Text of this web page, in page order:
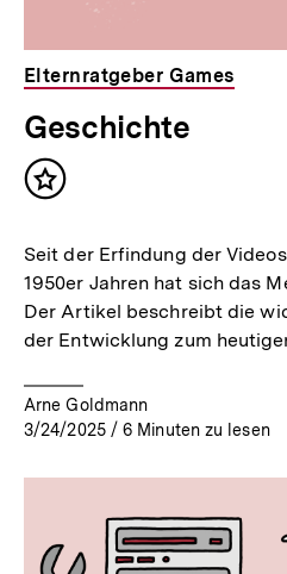
Elternratgeber Games
Geschichte
Inhalt
Seit der Erfindung der
1950er Jahren hat sich das
Der Artikel beschreibt die
der Entwicklung zum
Arne Goldmann
3/24/2025 / 6 Minuten zu lesen